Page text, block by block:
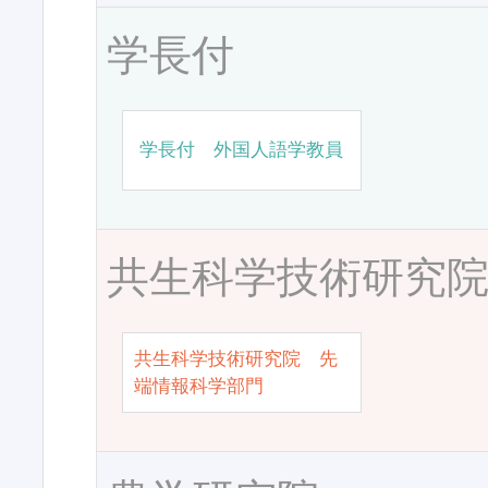
学長付
学長付 外国人語学教員
共生科学技術研究
共生科学技術研究院 先
端情報科学部門